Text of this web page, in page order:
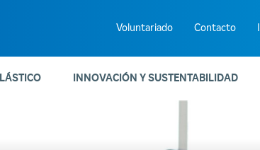
Voluntariado Contacto
INNOVACIÓN Y SUSTENTABILIDAD